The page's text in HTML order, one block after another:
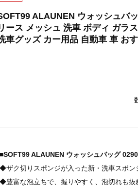
ALAUNEN ウォッシュバ
ース メッシュ 洗車 ボディ ガラ
車グッズ カー用品 自動車 車 お
■SOFT99 ALAUNEN ウォッシュバッグ
◆ザク切りスポンジが入った新・洗車スポン
◆豊富な泡立ちで、握りやすく、泡切れも抜